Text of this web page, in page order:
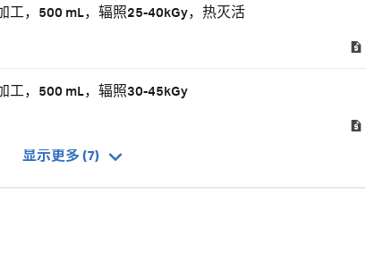
工，500 mL，辐照25-40kGy，热灭活
工，500 mL，辐照30-45kGy
显示更多 (7)